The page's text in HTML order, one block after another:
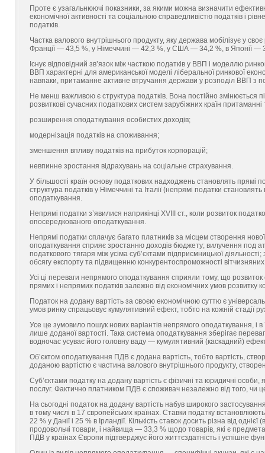
Проте є узагальнюючі показники, за якими можна визначити
економічної активності та соціальною справедливістю податків і
податків.
Частка валового внутрішнього продукту, яку держава мобілізує у
Франції — 43,5 %, у Німеччині — 42,3 %, у США — 34,2 %, в Японії —
Існує відповідний зв’язок між часткою податків у ВВП і моделлю
ВВП характерні для американської моделі ліберальної ринкової
навпаки, притаманне активне втручання держави у розподіл ВВП з
Не менш важливою є структура податків. Вона постійно змінюється
розвиткові сучасних податкових систем зарубіжних країн притаманні
розширення оподаткування особистих доходів;
модернізація податків на споживання;
зменшення впливу податків на прибуток корпорацій;
невпинне зростання відрахувань на соціальне страхування.
У більшості країн основу податкових надходжень становлять
структура податків у Німеччині та Італії (непрямі податки
оподаткування.
Непрямі податки з’явилися наприкінці XVIII ст., коли розвиток
опосередкованого оподаткування.
Непрямі податки сплачує багато платників за місцем створення
оподаткування сприяє зростанню доходів бюджету; вилучення под
податкового тягаря між усіма суб’єктами підприємницької
обсягу експорту та підвищенню конкурентоспроможності вітчизняних
Усі ці переваги непрямого оподаткування сприяли тому, що
прямих і непрямих податків залежно від економічних умов розвитку
Податок на додану вартість за своєю економічною суттю є
умов ринку спрацьовує кумулятивний ефект, тобто на кожній стадії
Усе це зумовило пошук нових варіантів непрямого оподаткування, і
лише доданої вартості. Така система оподаткування зберігає
водночас усуває його головну ваду — кумулятивний (каскадний)
Об’єктом оподаткування ПДВ є додана вартість, тобто вартість,
доданою вартістю є частина валового внутрішнього продукту,
Суб’єктами податку на додану вартість є фізичні та юридичні особи,
послуг. Фактично платником ПДВ є споживач незалежно від того, чи
На сьогодні податок на додану вартість набув широкого
в тому числі в 17 європейських країнах. Ставки податку
22 % у Данії і 25 % в Ірландії. Кількість ставок досить різна від
продовольчі товари, і найвища — 33,3 % щодо товарів, які є
ПДВ у країнах Європи підтверджує його життєздатність і успішне